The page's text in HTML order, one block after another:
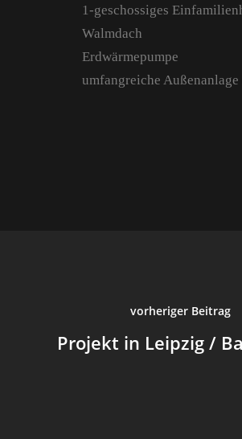
1-geschossiges
Walmdach
Erdwärmepumpe
umfangreiche Außenanlage
vorheriger Beitrag
Projekt in Leipzig /